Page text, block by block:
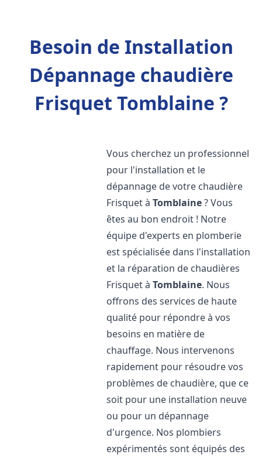
Besoin de Installation
Dépannage chaudière
Frisquet Tomblaine ?
Vous cherchez un professionnel
pour l'installation et le
dépannage de votre chaudière
Frisquet àTomblaine? Vous
êtes au bon endroit ! Notre
équipe d'experts en plomberie
est spécialisée dans l'installation
et la réparation de chaudières
Frisquet àTomblaine. Nous
offrons des services de haute
qualité pour répondre à vos
besoins en matière de
chauffage. Nous intervenons
rapidement pour résoudre vos
problèmes de chaudière, que ce
soit pour une installation neuve
ou pour un dépannage
d'urgence. Nos plombiers
expérimentés sont équipés des